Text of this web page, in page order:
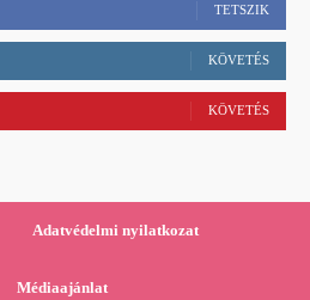
TETSZIK
KÖVETÉS
KÖVETÉS
Adatvédelmi nyilatkozat
Médiaajánlat